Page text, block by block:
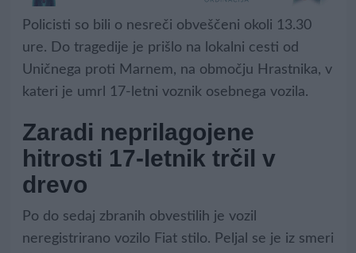
Policisti so bili o nesreči obveščeni okoli 13.30
ure. Do tragedije je prišlo na lokalni cesti od
Uničnega proti Marnem, na območju Hrastnika, v
kateri je umrl 17-letni voznik osebnega vozila.
Zaradi neprilagojene
hitrosti 17-letnik trčil v
drevo
Po do sedaj zbranih obvestilih je vozil
neregistrirano vozilo Fiat stilo. Peljal se je iz smeri